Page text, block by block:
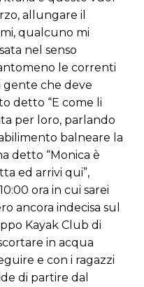
allungare il
qualcuno mi
nel senso
le correnti
gente che deve
detto “E come li
per loro, parlando
balneare la
detto “Monica è
ed arrivi qui”,
ora in cui sarei
ancora indecisa sul
Kayak Club di
in acqua
e con i ragazzi
di partire dal